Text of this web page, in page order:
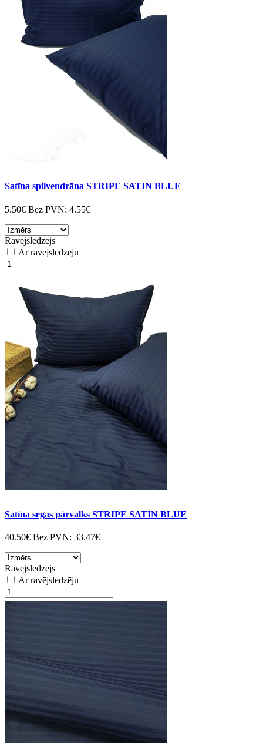
Satīna spilvendrāna STRIPE SATIN BLUE
5.50€ Bez PVN: 4.55€
Ravējsledzējs
Ar ravējsledzēju
Satīna segas pārvalks STRIPE SATIN BLUE
40.50€ Bez PVN: 33.47€
Ravējsledzējs
Ar ravējsledzēju